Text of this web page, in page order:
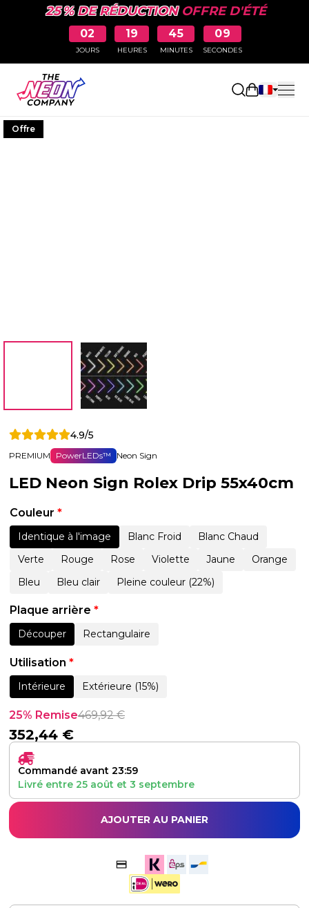
25 % DE RÉDUCTIONOFFRE D'ÉTÉ
02
JOURS
19
HEURES
45
MINUTES
08
SECONDES
Ouvrir le
Offre
4.9/5
PREMIUM PowerLEDs™ Neon Sign
LED Neon Sign Rolex Drip 55x40cm
Couleur *
Identique à l'image Blanc Froid
Blanc Chaud
Verte
Rouge Rose Violette Jaune
Orange
Bleu
Bleu clair Pleine couleur (22%)
Plaque arrière *
Découper Rectangulaire
Utilisation *
Intérieure Extérieure (15%)
25% Remise469,92€
352,44 €
Commandé avant 23:59
Livré entre 25 août et 3 septembre
AJOUTER AU PANIER